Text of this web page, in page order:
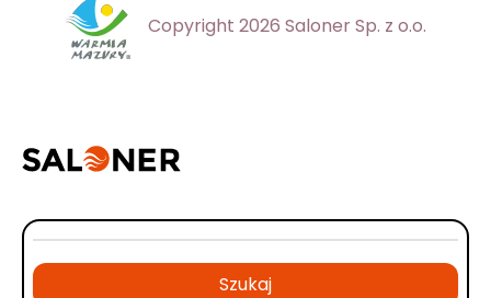
Copyright 2026 Saloner Sp. z o.o.
Szukaj